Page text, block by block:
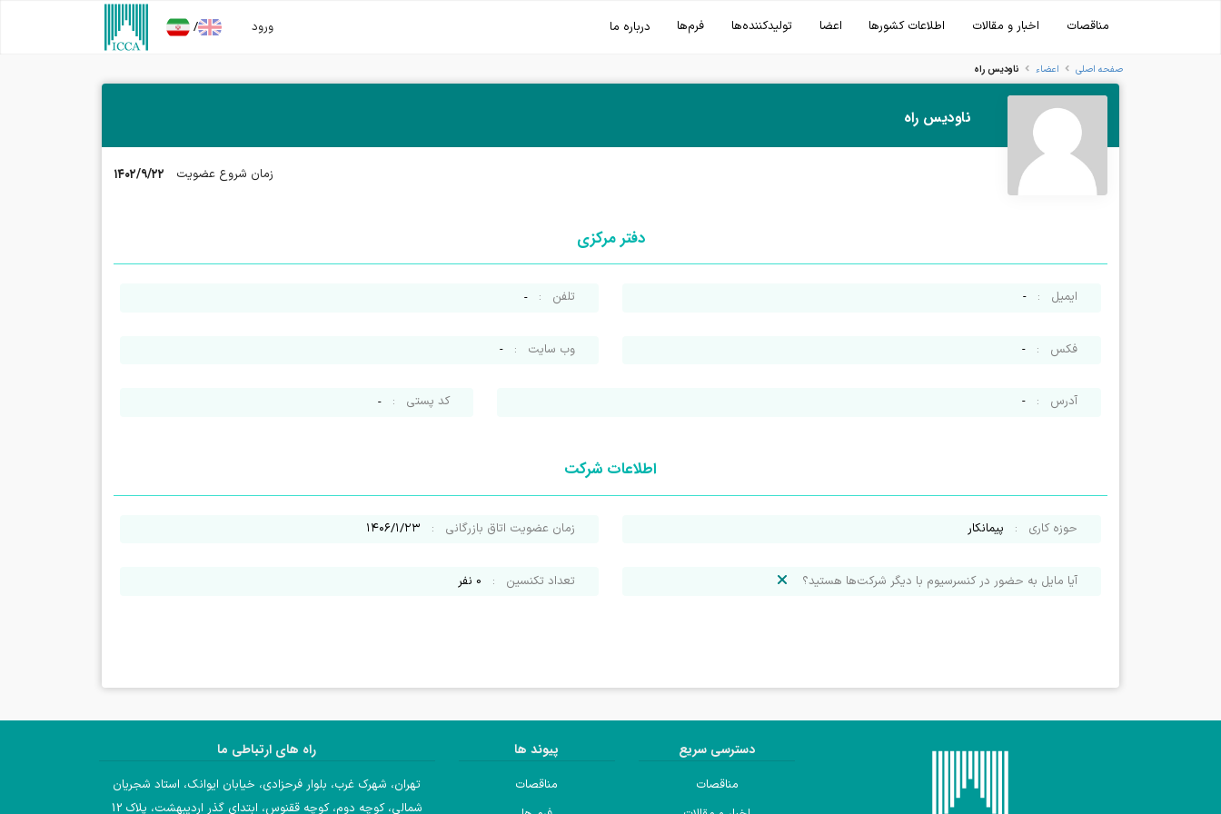
مناقصات اخبار و مقالات اطلاعات کشورها اعضا تولیدکننده‌ها فرم‌ها درباره ما ورود /
صفحه اصلی اعضاء ناودیس راه
ناودیس راه
زمان شروع عضویت ۱۴۰۲/۹/۲۲
دفتر مرکزی
ایمیل :
- تلفن :
-
فکس :
- وب سایت :
-
آدرس :
- کد پستی :
-
اطلاعات شرکت
حوزه کاری : پیمانکار زمان عضویت اتاق بازرگانی : ۱۴۰۶/۱/۲۳
آیا مایل به حضور در کنسرسیوم با دیگر شرکت‌ها هستید؟ تعداد تکنسین :
0 نفر
دسترسی سریع
مناقصات
پیوند ها
مناقصات
راه های ارتباطی ما
تهران، شهرک غرب، بلوار فرحزادی، خیابان ایوانک، استاد شجریان
شمالی، کوچه دوم، کوچه ققنوس، ابتدای گذر اردیبهشت، پلاک 12